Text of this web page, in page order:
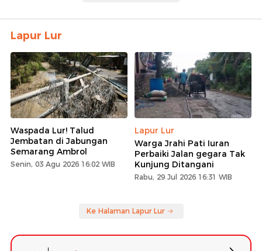
Lapur Lur
Waspada Lur! Talud
Jembatan di Jabungan
Semarang Ambrol
Senin, 03 Agu 2026 16:02 WIB
Lapur Lur
Warga Jrahi Pati Iuran
Perbaiki Jalan gegara Tak
Kunjung Ditangani
Rabu, 29 Jul 2026 16:31 WIB
Ke Halaman Lapur Lur